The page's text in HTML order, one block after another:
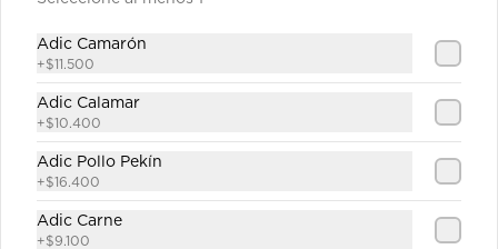
de Arroz
Julianas de carne de res salteadas en
salsa teriyaki servidas en  una base
de arroz frito sencillo.
Adic Camarón
+$11.500
Adic Calamar
+$10.400
Adic Pollo Pekín
+$16.400
Adic Carne
+$9.100